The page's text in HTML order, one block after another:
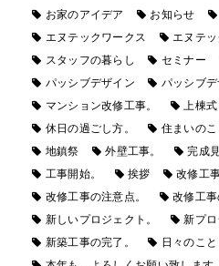
お家のアイデア お知らせ
エヌテックワークス
エヌテ
スタッフの暮らし
セミナー
パッシブデザイン
パッシブ
マンション改修工事。
上棟式
休日の過ごし方。
住まいのこ
地鎮祭
外壁工事。 完成
工事開始。
挨拶
改修工
改修工事の注意点。
改修工事
新しいプロジェクト。
新プロ
新築工事の完了。
日々のこと